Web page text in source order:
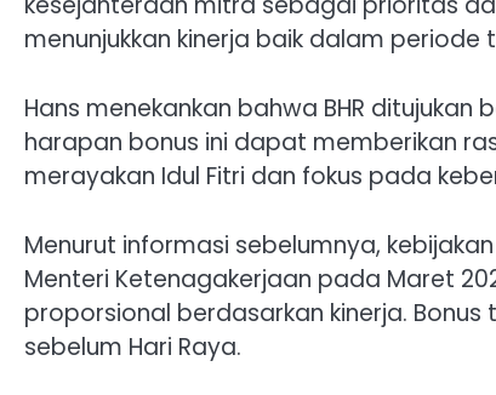
menunjukkan kinerja baik dalam periode
Hans menekankan bahwa BHR
harapan bonus ini dapat memberikan
merayakan Idul Fitri dan fokus pada
Menurut informasi sebelumnya,
Menteri Ketenagakerjaan pada Maret
proporsional berdasarkan kinerja.
sebelum Hari Raya.